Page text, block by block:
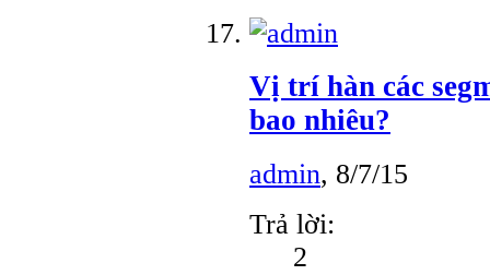
Vị trí hàn các
bao nhiêu?
admin, 8/7/15
Trả lời:
2